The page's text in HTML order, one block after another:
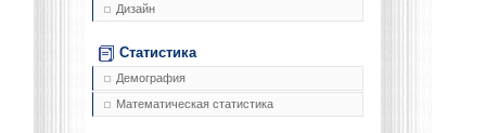
Дизайн
Статистика
Демография
Математическая статистика